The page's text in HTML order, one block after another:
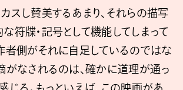
スし賛美するあまり、それらの描写
符牒・記号として機能してしまって
者側がそれに自足しているのではな
がなされるのは、確かに道理が通っ
じる。もっといえば、この映画があ